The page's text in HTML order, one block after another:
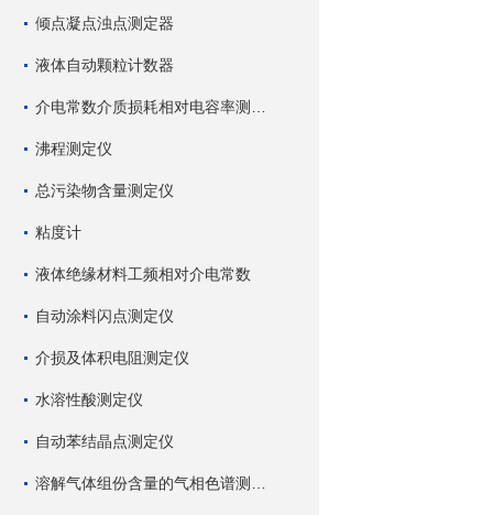
倾点凝点浊点测定器
液体自动颗粒计数器
沸程测定仪
总污染物含量测定仪
粘度计
液体绝缘材料工频相对介电常数
自动涂料闪点测定仪
介损及体积电阻测定仪
水溶性酸测定仪
自动苯结晶点测定仪